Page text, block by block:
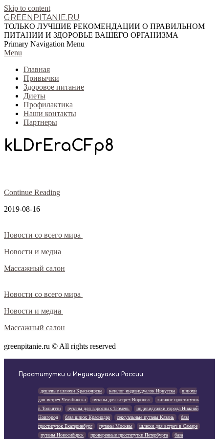
Skip to content
GREENPITANIE.RU
ТОЛЬКО ЛУЧШИЕ РЕКОМЕНДАЦИИ О ПРАВИЛЬНОМ
ПИТАНИИ И ЗДОРОВЬЕ ВАШЕГО ОРГАНИЗМА
Primary Navigation Menu
Menu
Главная
Привычки
Здоровое питание
Диеты
Профилактика
Наши контакты
Партнеры
kLDrEraCFp8
Continue Reading
2019-08-16
Новости со всего мира
Новости и медиа
Массажный салон
Новости со всего мира
Новости и медиа
Массажный салон
greenpitanie.ru © All rights reserved
Проститутки и Индивидуалки России
дешевые шлюхи Красноярска каталог индивидуалок Иркутска
шлюхи
для встреч Челябинска
путаны для встреч Воронеж
каталог проституток
в Тольятти
путаны для взрослых Тюмень
индивидуалки города Нижний
Новгород
база шлюх Краснодар сексуальные путаны Казань
база
проституток Екатеринбург
путаны Москвы
шлюхи для встреч в Самаре
путаны Новосибирск
проверенные проститутки Петербурга база